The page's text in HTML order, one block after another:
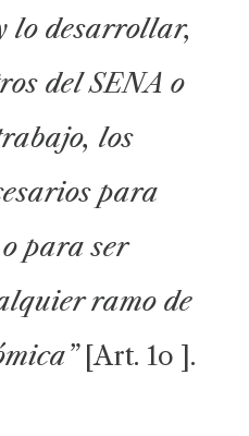
lo desarrollar,
del SENA o
los
para
para ser
ramo de
[Art. 1o ].